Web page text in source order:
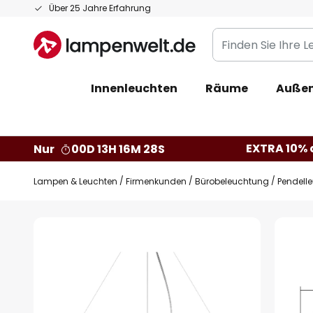
Über 25 Jahre Erfahrung
Zum
springen
Finden
Sie
Leuchte...
Innenleuchten Räume
Nur
00D 13H 16M 27S EXTRA
Lampen & Leuchten Firmenkunden Bürobeleuchtung